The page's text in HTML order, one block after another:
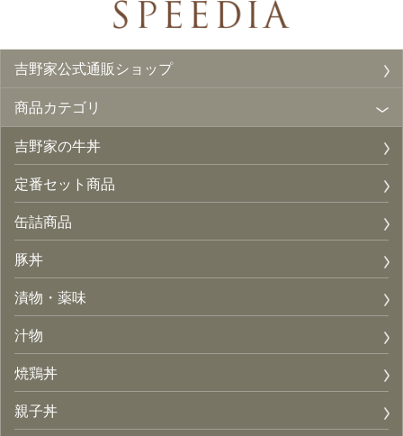
吉野家公式通販ショップ
商品カテゴリ
吉野家の牛丼
定番セット商品
缶詰商品
豚丼
漬物・薬味
汁物
焼鶏丼
親子丼